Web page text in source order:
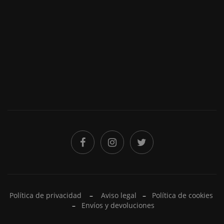
Política de privacidad – Aviso legal – Política de cookies
– Envíos y devoluciones